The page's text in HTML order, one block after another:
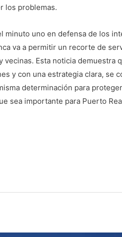
los problemas.
minuto uno en defensa de los
va a permitir un recorte de
Esta noticia demuestra
y con una estrategia clara, se
determinación para
sea importante para Puerto